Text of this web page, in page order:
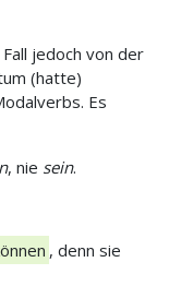
jedoch von der
(hatte)
Es
, nie sein.
, denn sie